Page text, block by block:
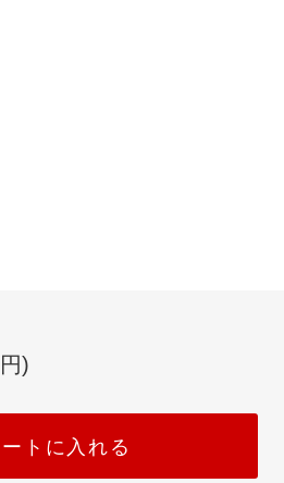
)
トに入れる